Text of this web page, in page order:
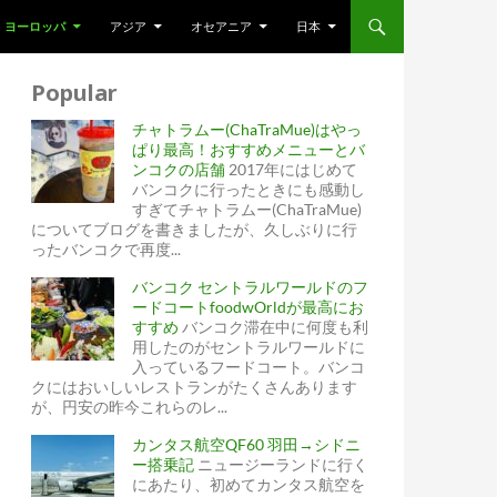
ヨーロッパ アジア オセアニア 日本
Popular
チャトラムー(ChaTraMue)はやっ
ぱり最高！おすすめメニューとバ
ンコクの店舗 2017年にはじめて
バンコクに行ったときにも感動し
すぎてチャトラムー(ChaTraMue)
についてブログを書きましたが、久しぶりに行
ったバンコクで再度...
バンコク セントラルワールドのフ
ードコートfoodwOrldが最高にお
すすめ バンコク滞在中に何度も利
用したのがセントラルワールドに
入っているフードコート。バンコ
クにはおいしいレストランがたくさんあります
が、円安の昨今これらのレ...
カンタス航空QF60 羽田→シドニ
ー搭乗記 ニュージーランドに行く
にあたり、初めてカンタス航空を